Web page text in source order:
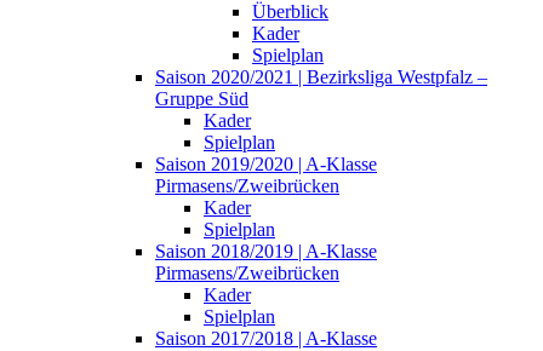
Überblick
Kader
Spielplan
Saison 2020/2021 | Bezirksliga Westpfalz –
Gruppe Süd
Kader
Spielplan
Saison 2019/2020 | A-Klasse
Pirmasens/Zweibrücken
Kader
Spielplan
Saison 2018/2019 | A-Klasse
Pirmasens/Zweibrücken
Kader
Spielplan
Saison 2017/2018 | A-Klasse